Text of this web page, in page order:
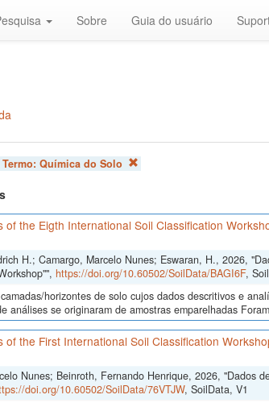
Sobre Guia do usuário
Química do Solo
of the Eigth International Soil Classification
H.; Camargo, Marcelo Nunes; Eswaran, H., 2026,
https://doi.org/10.60502/SoilData/BAGI6F,
horizontes de solo cujos dados descritivos e
análises se originaram de amostras emparelhadas
of the First International Soil Classification
Nunes; Beinroth, Fernando Henrique, 2026, "Dados
doi.org/10.60502/SoilData/76VTJW, SoilData, V1